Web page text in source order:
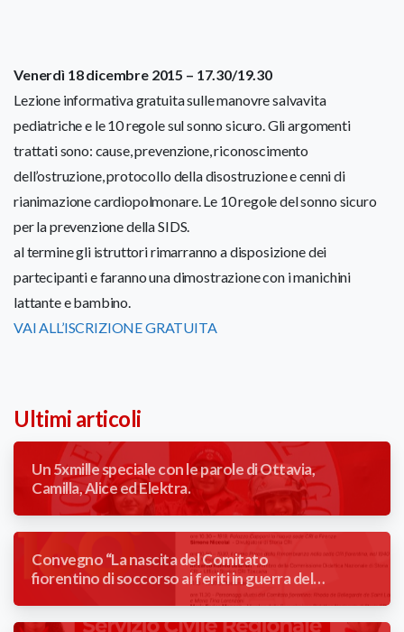
Venerdì 18 dicembre 2015 – 17.30/19.30
Lezione informativa gratuita sulle manovre salvavita
pediatriche e le 10 regole sul sonno sicuro. Gli argomenti
trattati sono: cause, prevenzione, riconoscimento
dell’ostruzione, protocollo della disostruzione e cenni di
rianimazione cardiopolmonare. Le 10 regole del sonno sicuro
per la prevenzione della SIDS.
al termine gli istruttori rimarranno a disposizione dei
partecipanti e faranno una dimostrazione con i manichini
lattante e bambino.
VAI ALL’ISCRIZIONE GRATUITA
Ultimi articoli
Un 5xmille speciale con le parole di Ottavia,
Camilla, Alice ed Elektra.
Convegno “La nascita del Comitato
fiorentino di soccorso ai feriti in guerra del
Comune di Firenze” 1866/2026